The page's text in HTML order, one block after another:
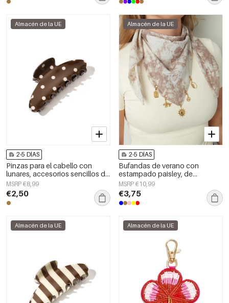
Almacén de la UE
2-5 DÍAS
Pinzas para el cabello con
lunares, accesorios sencillos de
PVC para uso diario
MSRP €8,99
€2,50
Almacén de la UE
2-5 DÍAS
Bufandas de verano con
estampado paisley, de
algodón, ideales para
vacaciones y uso diario.
MSRP €10,99
€3,75
Almacén de la UE Almacén de la UE